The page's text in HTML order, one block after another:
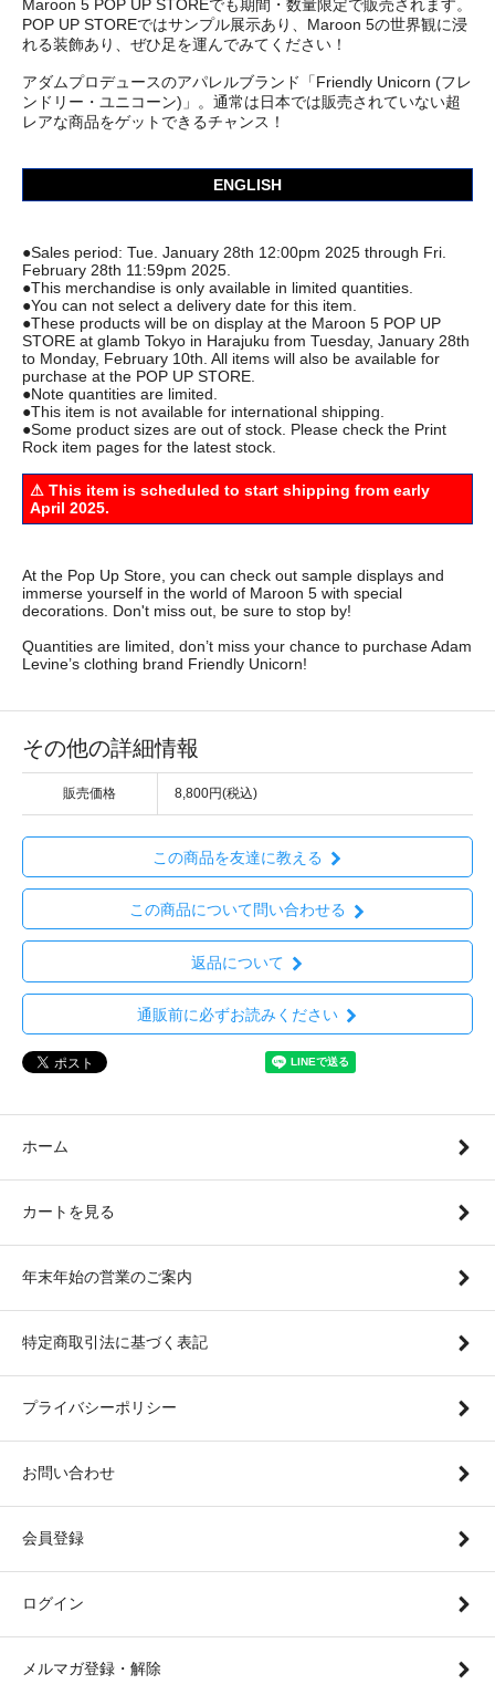
Maroon 5 POP UP STOREでも期間・数量限定で販売されます。
POP UP STOREではサンプル展示あり、Maroon 5の世界観に浸
れる装飾あり、ぜひ足を運んでみてください！
アダムプロデュースのアパレルブランド「Friendly Unicorn (フレ
ンドリー・ユニコーン)」。通常は日本では販売されていない超
レアな商品をゲットできるチャンス！
ENGLISH
●Sales period: Tue. January 28th 12:00pm 2025 through Fri.
February 28th 11:59pm 2025.
●This merchandise is only available in limited quantities.
●You can not select a delivery date for this item.
●These products will be on display at the Maroon 5 POP UP
STORE at glamb Tokyo in Harajuku from Tuesday, January 28th
to Monday, February 10th. All items will also be available for
purchase at the POP UP STORE.
●Note quantities are limited.
●This item is not available for international shipping.
●Some product sizes are out of stock. Please check the Print
Rock item pages for the latest stock.
⚠ This item is scheduled to start shipping from early
April 2025.
At the Pop Up Store, you can check out sample displays and
immerse yourself in the world of Maroon 5 with special
decorations. Don't miss out, be sure to stop by!
Quantities are limited, don’t miss your chance to purchase Adam
Levine’s clothing brand Friendly Unicorn!
その他の詳細情報
販売価格 8,800円(税込)
この商品を友達に教える
この商品について問い合わせる
返品について
通販前に必ずお読みください
ホーム
カートを見る
年末年始の営業のご案内
特定商取引法に基づく表記
プライバシーポリシー
お問い合わせ
会員登録
ログイン
メルマガ登録・解除